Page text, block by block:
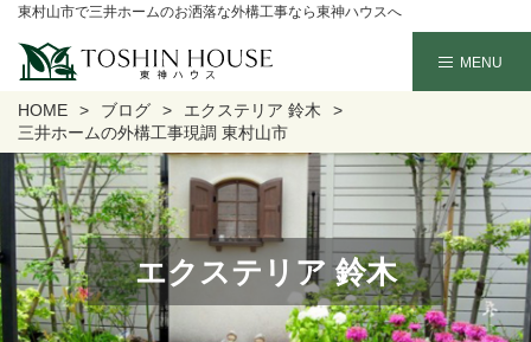
東村山市で三井ホームのお洒落な外構工事なら東神ハウスへ
HOME ブログ
エクステリア 鈴木
三井ホームの外構工事現調 東村山市
エクステリア 鈴木